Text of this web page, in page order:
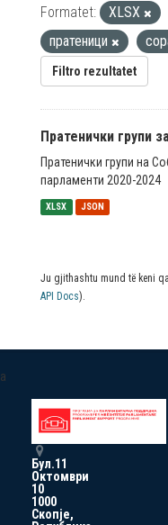
Formatet: XLSX
пратеници
Filtro rezultatet
Пратенички групи
Пратенички групи на
парламенти 2020-2024
XLSX JSON
Ju gjithashtu mund të keni
API Docs).
a
Бул.11
Октомври
10
1000
Скопје,